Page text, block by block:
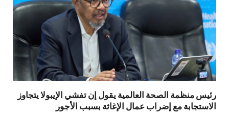
رئيس منظمة الصحة العالمية يقول إن تفشي الإيبولا يتجاوز
الاستجابة مع إضراب عمال الإغاثة بسبب الأجور